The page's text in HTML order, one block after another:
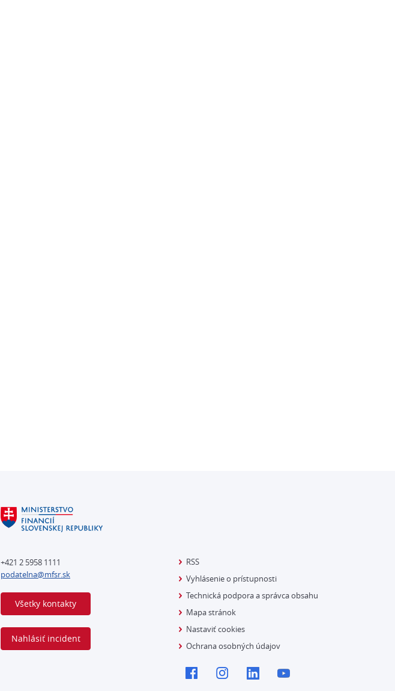
+421 2 5958 1111
podatelna@mfsr.sk
Všetky kontakty
Nahlásiť incident
RSS
Vyhlásenie o prístupnosti
Technická podpora a správca obsahu
Mapa stránok
Nastaviť cookies
Ochrana osobných údajov